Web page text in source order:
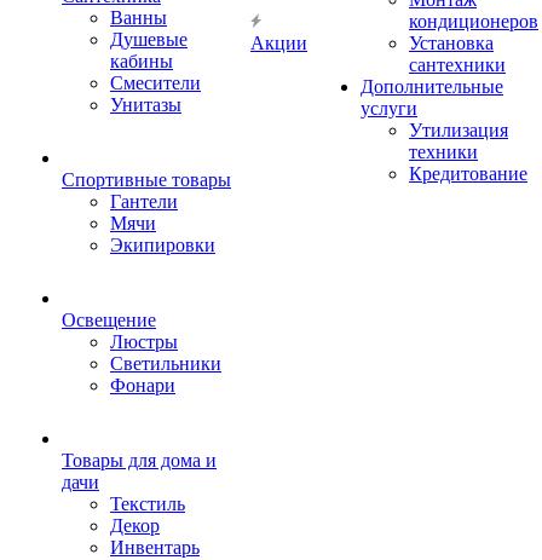
Ванны
Душевые
кабины
Смесители
Унитазы
Спортивные товары
Гантели
Мячи
Экипировки
Освещение
Люстры
Светильники
Фонари
Товары для дома и
дачи
Текстиль
Декор
Инвентарь
Акции
кондиционеров
Установка
сантехники
Дополнительные
услуги
Утилизация
техники
Кредитование